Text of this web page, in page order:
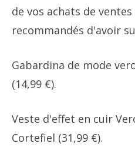
de vos achats de ventes
recommandés d'avoir
Gabardina de mode
(14,99 €).
Veste d'effet en cuir
Cortefiel (31,99 €).